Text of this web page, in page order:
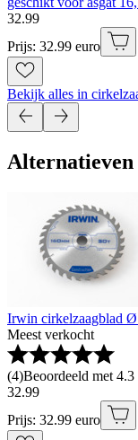
32.99
Prijs: 32.99 euro
Bekijk alles in
Alternatieven
Irwin cirkelzaagblad
Meest verkocht
(4)Beoordeeld met
32.99
Prijs: 32.99 euro